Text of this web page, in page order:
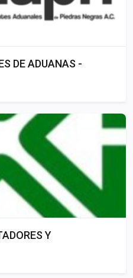
DE ADUANAS -
Y